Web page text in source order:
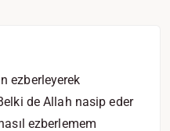
ezberleyerek
de Allah nasip eder
ezberlemem